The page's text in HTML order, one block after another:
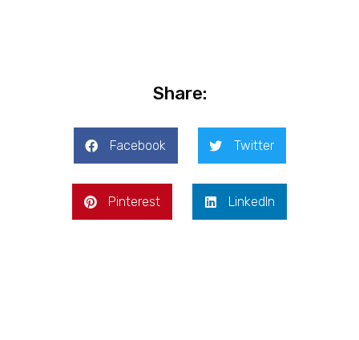
Share:
Facebook Twitter
Pinterest LinkedIn